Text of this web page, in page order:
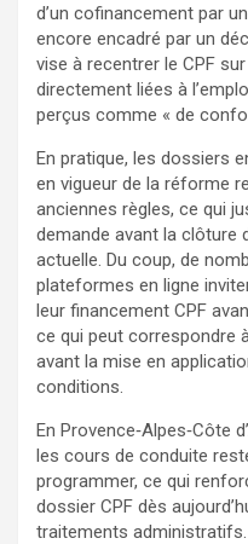
d’un cofinancement par
encore encadré par un
vise à recentrer le CPF
directement liées à
perçus comme « de
En pratique, les dossiers
en vigueur de la réforme
anciennes règles, ce qui
demande avant la clôture
actuelle. Du coup, de
plateformes en ligne
leur financement CPF
ce qui peut correspondre
avant la mise en
conditions.
En Provence‑Alpes‑Côte
les cours de conduite
programmer, ce qui
dossier CPF dès
traitements